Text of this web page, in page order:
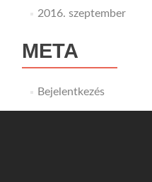
2016. szeptember
META
Bejelentkezés